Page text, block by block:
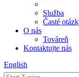
Služba
Časté
O nás
Továreň
Kontaktujte nás
English